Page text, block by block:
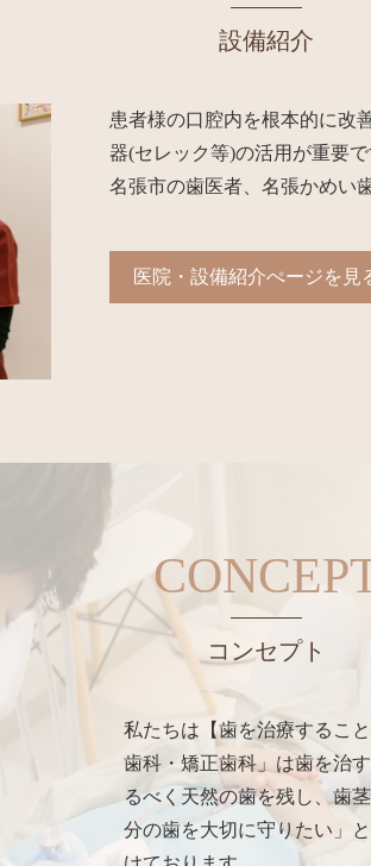
設備紹介
患者様の口腔内を根本的に改
器(セレック等)の活用が重要
名張市の歯医者、名張かめい
医院・設備紹介ぺージを見
コンセプト
私たちは【歯を治療するこ
歯科・矯正歯科」は歯を治
るべく天然の歯を残し、歯
分の歯を大切に守りたい」